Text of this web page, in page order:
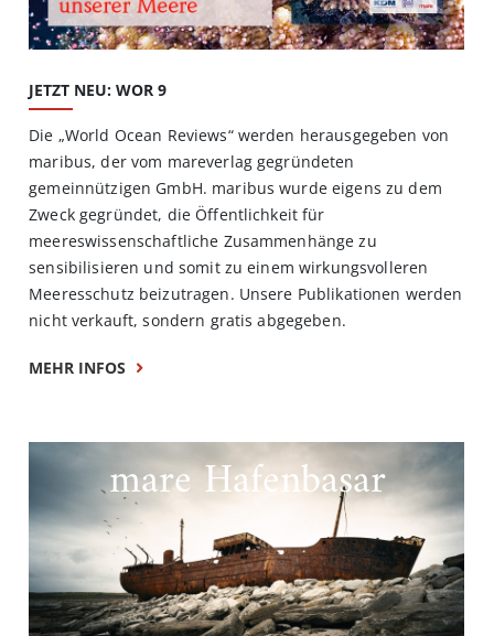
JETZT NEU: WOR 9
Die „World Ocean Reviews“ werden herausgegeben von
maribus, der vom mareverlag gegründeten
gemeinnützigen GmbH. maribus wurde eigens zu dem
Zweck gegründet, die Öffentlichkeit für
meereswissenschaftliche Zusammenhänge zu
sensibilisieren und somit zu einem wirkungsvolleren
Meeresschutz beizutragen. Unsere Publikationen werden
nicht verkauft, sondern gratis abgegeben.
MEHR INFOS
mare Hafenbasar